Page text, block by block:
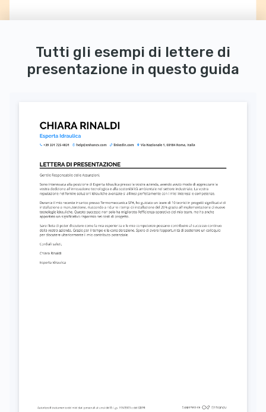
Tutti gli esempi di lettere di
presentazione in questo guida